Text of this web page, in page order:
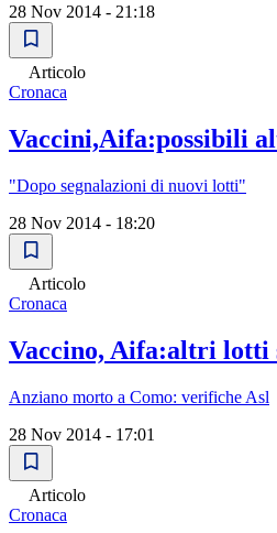
28 Nov 2014 - 21:18
Articolo
Cronaca
Vaccini,Aifa:possibili
"Dopo segnalazioni di nuovi lotti"
28 Nov 2014 - 18:20
Articolo
Cronaca
Vaccino, Aifa:altri lotti
Anziano morto a Como: verifiche Asl
28 Nov 2014 - 17:01
Articolo
Cronaca